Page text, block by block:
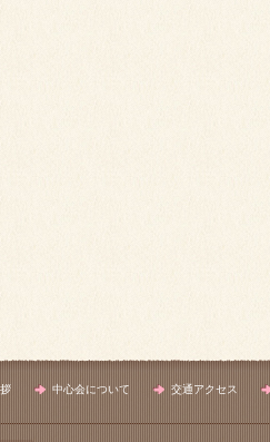
中心会について 交通アクセス